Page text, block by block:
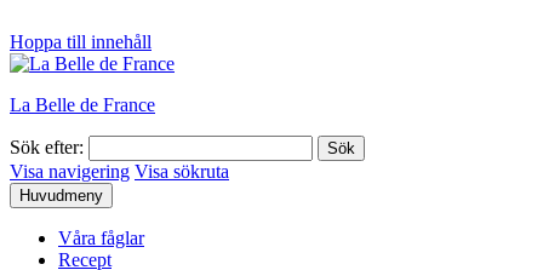
Hoppa till innehåll
La Belle de France
Sök efter:
Visa navigering Visa sökruta
Huvudmeny
Våra fåglar
Recept